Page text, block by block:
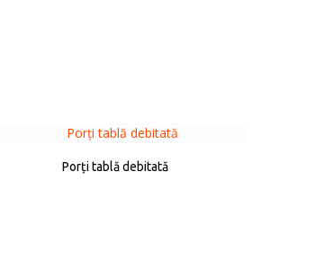
Porți tablă debitată